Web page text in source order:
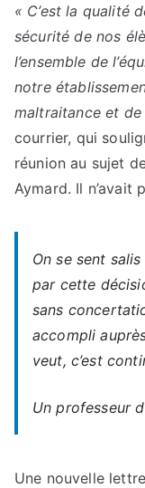
« C’est la qualité
sécurité de nos
l’ensemble de
notre
maltraitance et
courrier, qui
réunion au sujet
Aymard. Il n’avait
On se sent
par cette
sans
accompli
veut, c’est
Un professeur
Une nouvelle